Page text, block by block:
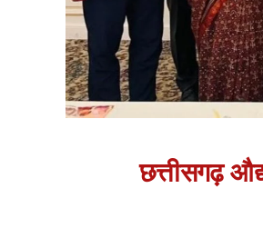
छत्तीसगढ़